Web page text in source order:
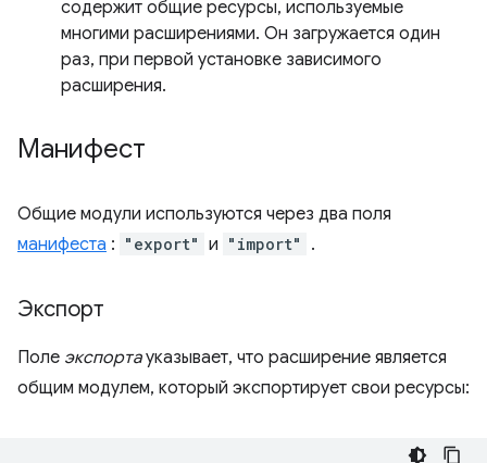
содержит общие ресурсы, используемые
многими расширениями. Он загружается один
раз, при первой установке зависимого
расширения.
Манифест
Общие модули используются через два поля
манифеста : "export" и "import" .
Экспорт
Поле экспортауказывает, что расширение является
общим модулем, который экспортирует свои ресурсы: